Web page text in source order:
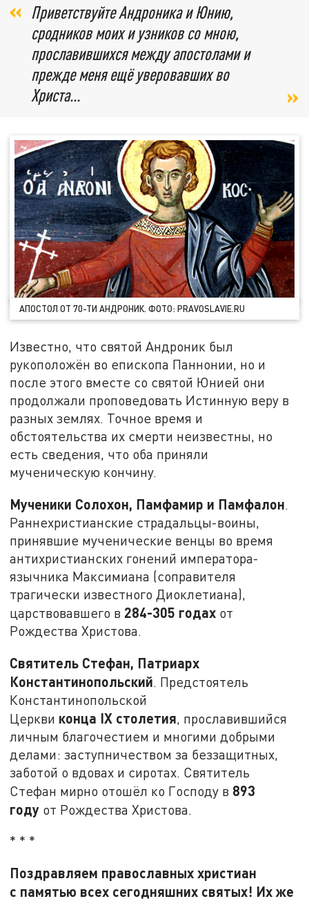
Приветствуйте Андроника и Юнию,
сродников моих и узников со мною,
прославившихся между апостолами и
прежде меня ещё уверовавших во
Христа...
АПОСТОЛ ОТ 70-ТИ АНДРОНИК. ФОТО: PRAVOSLAVIE.RU
Известно, что святой Андроник был
рукоположён во епископа Паннонии, но и
после этого вместе со святой Юнией они
продолжали проповедовать Истинную веру в
разных землях. Точное время и
обстоятельства их смерти неизвестны, но
есть сведения, что оба приняли
мученическую кончину.
Мученики Солохон, Памфамир и Памфалон.
Раннехристианские страдальцы-воины,
принявшие мученические венцы во время
антихристианских гонений императора-
язычника Максимиана (соправителя
трагически известного Диоклетиана),
царствовавшего в 284-305 годах от
Рождества Христова.
Святитель Стефан, Патриарх
Константинопольский. Предстоятель
Константинопольской
Церкви конца IX столетия, прославившийся
личным благочестием и многими добрыми
делами: заступничеством за беззащитных,
заботой о вдовах и сиротах. Святитель
Стефан мирно отошёл ко Господу в 893
году от Рождества Христова.
* * *
Поздравляем православных христиан
с памятью всех сегодняшних святых! Их же